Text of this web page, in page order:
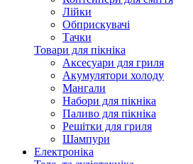
Лійки
Обприскувачі
Тачки
Товари для пікніка
Аксесуари для гриля
Акумулятори холоду
Мангали
Набори для пікніка
Паливо для пікніка
Решітки для гриля
Шампури
Електроніка